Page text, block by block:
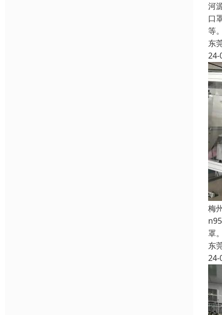
河
口
等
东
24-
梅
罩
东
24-